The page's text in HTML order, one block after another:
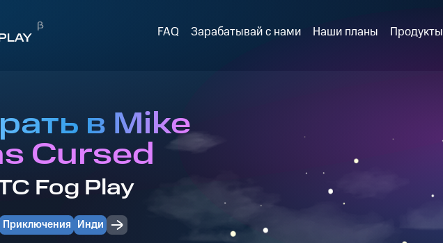
FAQ Зарабатывай с нами Наши планы Продукты
в Mike
Cursed
Fog Play
Приключения Инди